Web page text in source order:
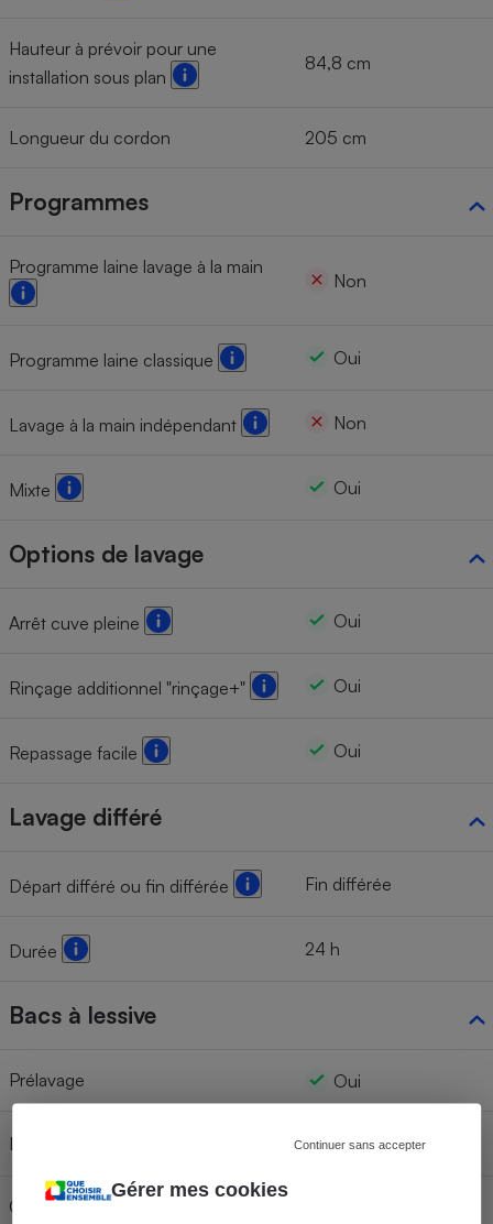
Gérer mes cookies
Continuer sans accepter
Hauteur à prévoir pour une
installation sous plan
84,8 cm
Longueur du cordon 205 cm
Programmes
Programme laine lavage à la main
Non
Programme laine classique Oui
Lavage à la main indépendant Non
Mixte Oui
Options de lavage
Arrêt cuve pleine Oui
Rinçage additionnel "rinçage+" Oui
Repassage facile Oui
Lavage différé
Départ différé ou fin différée Fin différée
Durée 24 h
Bacs à lessive
Prélavage Oui
Lavage
Compartiment adapté au dosage de